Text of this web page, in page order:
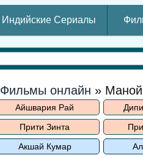
Индийские Сериалы
Фильмы онлайн »
Айшвария Рай
Прити Зинта
Акшай Кумар